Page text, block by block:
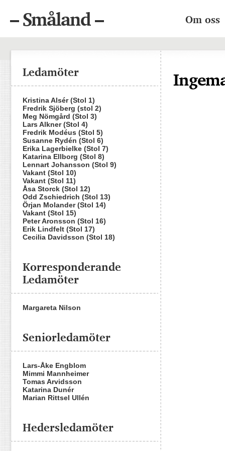
– Småland – Om oss
Ledamöter
Kristina Alsér (Stol 1)
Fredrik Sjöberg (stol 2)
Meg Nömgård (Stol 3)
Lars Alkner (Stol 4)
Fredrik Modéus (Stol 5)
Susanne Rydén (Stol 6)
Erika Lagerbielke (Stol 7)
Katarina Ellborg (Stol 8)
Lennart Johansson (Stol 9)
Vakant (Stol 10)
Vakant (Stol 11)
Åsa Storck (Stol 12)
Odd Zschiedrich (Stol 13)
Örjan Molander (Stol 14)
Vakant (Stol 15)
Peter Aronsson (Stol 16)
Erik Lindfelt (Stol 17)
Cecilia Davidsson (Stol 18)
Korresponderande
Ledamöter
Margareta Nilson
Seniorledamöter
Lars-Åke Engblom
Mimmi Mannheimer
Tomas Arvidsson
Katarina Dunér
Marian Rittsel Ullén
Hedersledamöter